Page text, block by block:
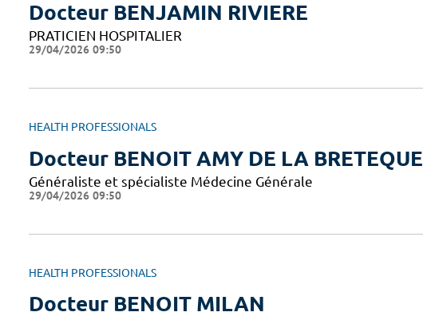
Docteur BENJAMIN RIVIERE
PRATICIEN HOSPITALIER
29/04/2026 09:50
HEALTH PROFESSIONALS
Docteur BENOIT AMY DE LA BRETEQUE
Généraliste et spécialiste Médecine Générale
29/04/2026 09:50
HEALTH PROFESSIONALS
Docteur BENOIT MILAN